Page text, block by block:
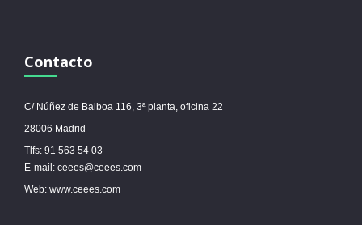
Contacto
C/ Núñez de Balboa 116, 3ª planta, oficina 22
28006 Madrid
Tlfs: 91 563 54 03
E-mail: ceees@ceees.com
Web: www.ceees.com